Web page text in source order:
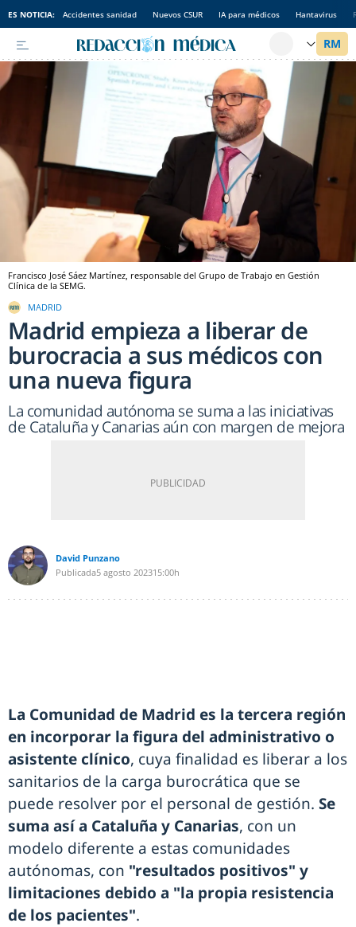
ES NOTICIA: Accidentes sanidad Nuevos CSUR IA para médicos Hantavirus
Francisco José Sáez Martínez, responsable del Grupo de Trabajo en Gestión
Clínica de la SEMG.
MADRID
Madrid empieza a liberar de
burocracia a sus médicos con
una nueva figura
La comunidad autónoma se suma a las iniciativas
de Cataluña y Canarias aún con margen de mejora
David Punzano
Publicada5 agosto 202315:00h
La Comunidad de Madrid es la tercera región
en incorporar la figura del administrativo o
asistente clínico, cuya finalidad es liberar a los
sanitarios de la carga burocrática que se
puede resolver por el personal de gestión. Se
suma así a Cataluña y Canarias, con un
modelo diferente a estas comunidades
autónomas, con "resultados positivos" y
limitaciones debido a "la propia resistencia
de los pacientes".